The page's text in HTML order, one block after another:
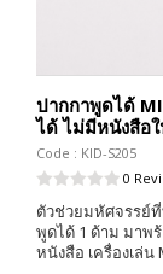
ปากกาพูดได้
ได้ ไม่มีหนังสือ
Code : KID-S205
0
ตัวช่วยมหัศจรรย์ที่
พูดได้ 1 ด้าม มาพ
หนังสือ เครื่องเล่น